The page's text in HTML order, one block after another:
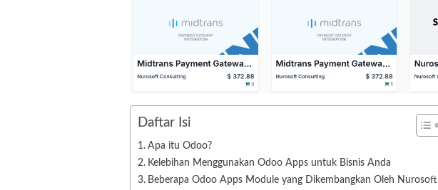
Daftar Isi
Apa itu Odoo?
Kelebihan Menggunakan Odoo Apps untuk Bisnis Anda
Beberapa Odoo Apps Module yang Dikembangkan Oleh Nurosoft